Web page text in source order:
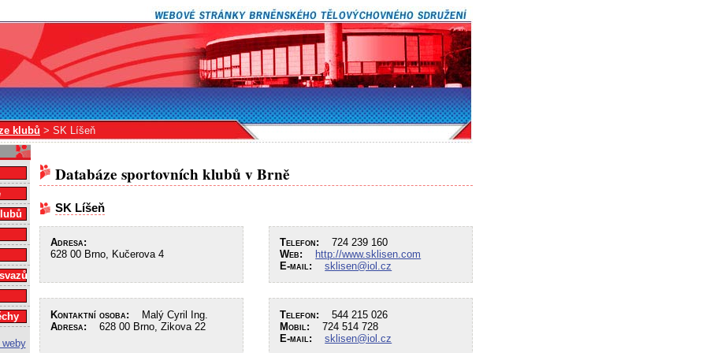
klubů > SK Líšeň
Databáze sportovních klubů v Brně
SK Líšeň
Adresa:
628 00 Brno, Kučerova 4
Telefon: 724 239 160
Web:
http://www.sklisen.com
E-mail:
sklisen@iol.cz
Kontaktní osoba: Malý Cyril Ing.
Adresa: 628 00 Brno, Zikova 22
Telefon: 544 215 026
Mobil: 724 514 728
E-mail:
sklisen@iol.cz